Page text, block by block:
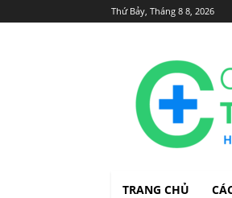
Thứ Bảy, Tháng 8 8, 2026
TRANG CHỦ